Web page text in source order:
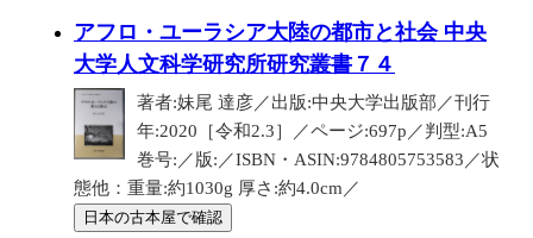
アフロ・ユーラシア大陸の都市と社会 中央
大学人文科学研究所研究叢書７４
著者:妹尾 達彦／出版:中央大学出版部／刊行
年:2020［令和2.3］／ページ:697p／判型:A5
巻号:／版:／ISBN・ASIN:9784805753583／状
態他：重量:約1030g 厚さ:約4.0cm／
日本の古本屋で確認